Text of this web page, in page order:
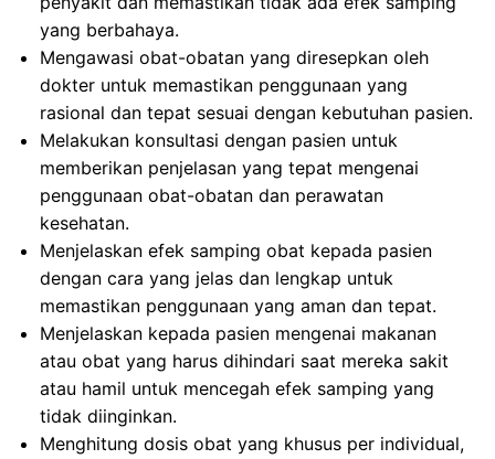
yang berbahaya.
Mengawasi obat-obatan yang diresepkan oleh
dokter untuk memastikan penggunaan yang
rasional dan tepat sesuai dengan kebutuhan pasien.
Melakukan konsultasi dengan pasien untuk
memberikan penjelasan yang tepat mengenai
penggunaan obat-obatan dan perawatan
kesehatan.
Menjelaskan efek samping obat kepada pasien
dengan cara yang jelas dan lengkap untuk
memastikan penggunaan yang aman dan tepat.
Menjelaskan kepada pasien mengenai makanan
atau obat yang harus dihindari saat mereka sakit
atau hamil untuk mencegah efek samping yang
tidak diinginkan.
Menghitung dosis obat yang khusus per individual,